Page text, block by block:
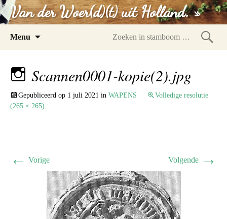
Van der Woer(d)(t) uit Holland. »
Menu
Scannen0001-kopie(2).jpg
Gepubliceerd op 1 juli 2021 in WAPENS
Volledige resolutie
(265 × 265)
← Vorige Volgende →